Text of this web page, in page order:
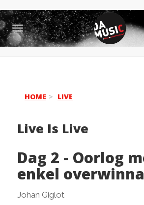
Toggle
navigation
HOME LIVE
Live Is Live
Dag 2 - Oorlog
enkel
Johan Giglot